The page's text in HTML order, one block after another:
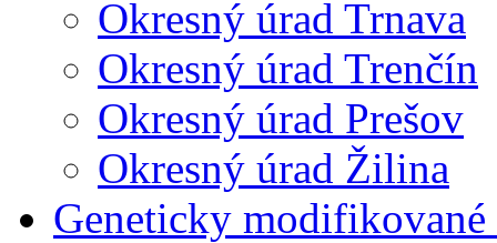
Okresný úrad Trnava
Okresný úrad Trenčín
Okresný úrad Prešov
Okresný úrad Žilina
Geneticky